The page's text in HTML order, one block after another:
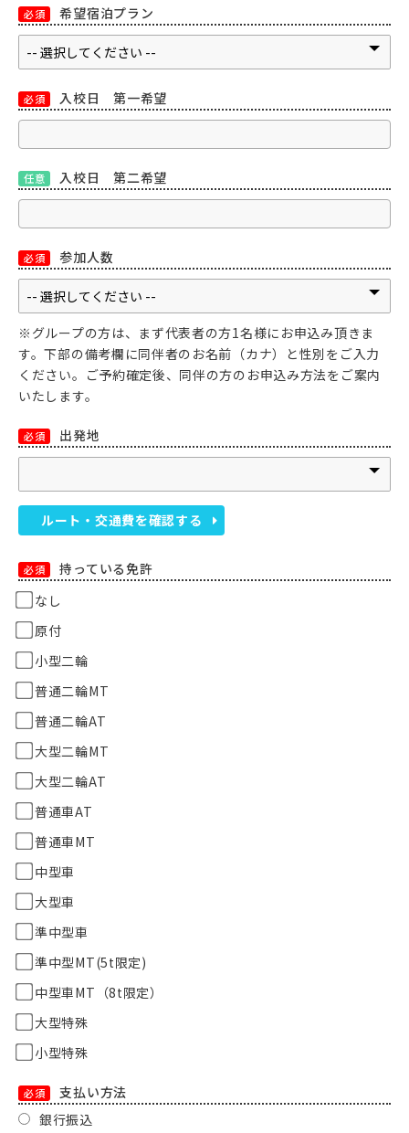
必須 希望宿泊プラン
必須 入校日 第一希望
任意 入校日 第二希望
必須 参加人数
※グループの方は、まず代表者の方1名様にお申込み頂きま
す。下部の備考欄に同伴者のお名前（カナ）と性別をご入力
ください。ご予約確定後、同伴の方のお申込み方法をご案内
いたします。
必須 出発地
ルート・交通費を確認する
必須
持っている免許
なし
原付
小型二輪
普通二輪MT
普通二輪AT
大型二輪MT
大型二輪AT
普通車AT
普通車MT
中型車
大型車
準中型車
準中型MT(5t限定)
中型車MT（8t限定）
大型特殊
小型特殊
必須
支払い方法
銀行振込